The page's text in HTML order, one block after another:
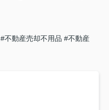
#不動産売却不用品 #不動産